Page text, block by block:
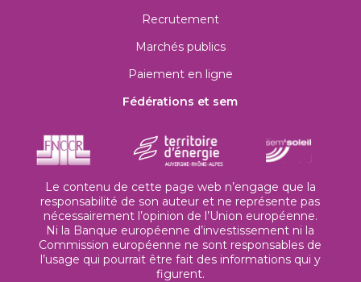
Recrutement
Marchés publics
Paiement en ligne
Fédérations et sem
Le contenu de cette page web n’engage que la
responsabilité de son auteur et ne représente pas
nécessairement l’opinion de l’Union européenne.
Ni la Banque européenne d’investissement ni la
Commission européenne ne sont responsables de
l’usage qui pourrait être fait des informations qui y
figurent.